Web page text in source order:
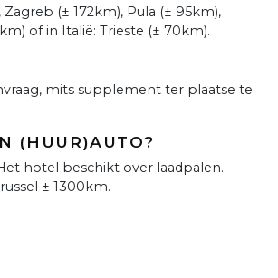
Zagreb (± 172km), Pula (± 95km),
of in Italië: Trieste (± 70km).
mits supplement ter plaatse te
(HUUR)AUTO?
hotel beschikt over laadpalen.
± 1300km.